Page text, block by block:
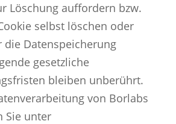
Löschung auffordern bzw.
selbst löschen oder
die Datenspeicherung
gesetzliche
bleiben unberührt.
von Borlabs
Sie unter